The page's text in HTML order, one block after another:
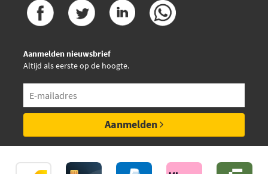
Aanmelden nieuwsbrief
Altijd als eerste op de hoogte.
Aanmelden